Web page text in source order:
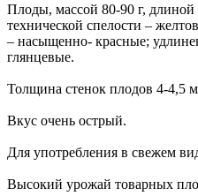
Плоды, массой 80-90 г,
технической спелости –
– насыщенно- красные;
глянцевые.
Толщина стенок плодов 4-4,5
Вкус очень острый.
Для употребления в свежем
Высокий урожай товарных